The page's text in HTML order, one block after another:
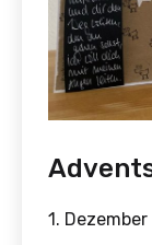
1. Dezember